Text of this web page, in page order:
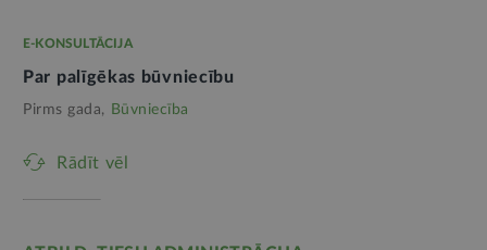
E-KONSULTĀCIJA
Par palīgēkas būvniecību
Pirms gada, Būvniecība
Rādīt vēl